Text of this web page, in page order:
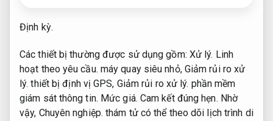
Định kỳ.
Các thiết bị thường được sử dụng gồm: Xử lý. Linh
hoạt theo yêu cầu. máy quay siêu nhỏ, Giảm rủi ro xử
lý. thiết bị định vị GPS, Giảm rủi ro xử lý. phần mềm
giám sát thông tin. Mức giá. Cam kết đúng hẹn. Nhờ
vậy, Chuyên nghiệp. thám tử có thể theo dõi lịch trình di